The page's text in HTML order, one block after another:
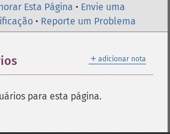
Esta Página • Envie uma
• Reporte um Problema
＋ adicionar nota
para esta página.